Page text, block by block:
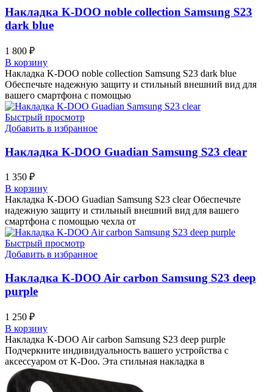
Накладка K-DOO noble collection Samsung S23
dark blue
1 800 ₽
В корзину
Накладка K-DOO noble collection Samsung S23 dark blue
Обеспечьте надежную защиту и стильный внешний вид для
вашего смартфона с помощью
Быстрый просмотр
Добавить в избранное
Накладка K-DOO Guadian Samsung S23 clear
1 350 ₽
В корзину
Накладка K-DOO Guadian Samsung S23 clear Обеспечьте
надежную защиту и стильный внешний вид для вашего
смартфона с помощью чехла от
Быстрый просмотр
Добавить в избранное
Накладка K-DOO Air carbon Samsung S23 deep
purple
1 250 ₽
В корзину
Накладка K-DOO Air carbon Samsung S23 deep purple
Подчеркните индивидуальность вашего устройства с
аксессуаром от K-Doo. Эта стильная накладка в